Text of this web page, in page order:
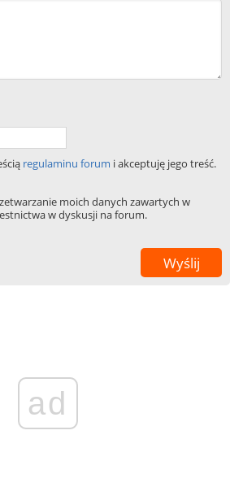
regulaminu forum i akceptuję jego treść.
moich danych zawartych w
w dyskusji na forum.
ad